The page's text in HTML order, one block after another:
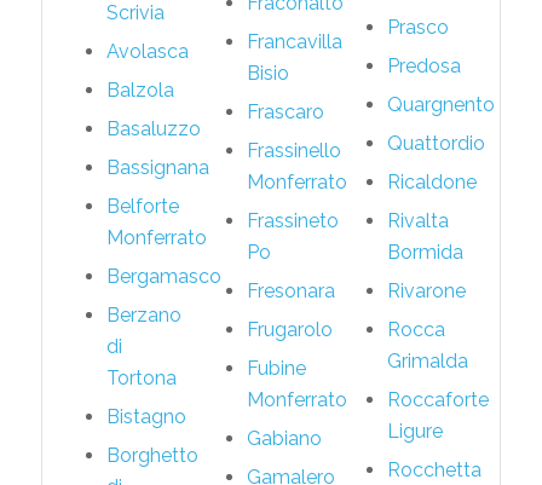
Scrivia
Avolasca
Balzola
Basaluzzo
Bassignana
Belforte
Monferrato
Bergamasco
Berzano
di
Tortona
Bistagno
Borghetto
Francavilla
Bisio
Frascaro
Frassinello
Monferrato
Frassineto
Po
Fresonara
Frugarolo
Fubine
Monferrato
Gabiano
Gamalero
Prasco
Predosa
Quargnento
Quattordio
Ricaldone
Rivalta
Bormida
Rivarone
Rocca
Grimalda
Roccaforte
Ligure
Rocchetta